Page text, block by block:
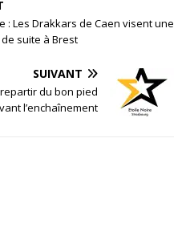
: Les Drakkars de Caen visent une
suite à Brest
SUIVANT
du bon pied
l’enchaînement